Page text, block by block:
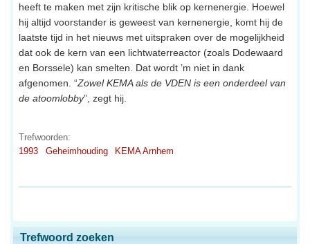
heeft te maken met zijn kritische blik op kernenergie. Hoewel
hij altijd voorstander is geweest van kernenergie, komt hij de
laatste tijd in het nieuws met uitspraken over de mogelijkheid
dat ook de kern van een lichtwaterreactor (zoals Dodewaard
en Borssele) kan smelten. Dat wordt ’m niet in dank
afgenomen. “Zowel KEMA als de VDEN is een onderdeel van
de atoomlobby”, zegt hij.
Trefwoorden:
1993
Geheimhouding KEMA Arnhem
Trefwoord zoeken